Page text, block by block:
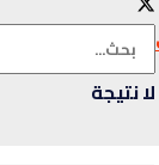
لا نتيجة